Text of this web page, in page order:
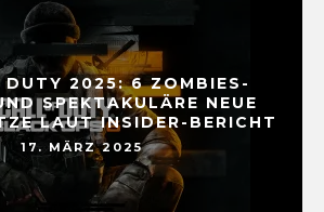
DUTY 2025: 6 ZOMBIES-
SPEKTAKULÄRE NEUE
LAUT INSIDER-BERICHT
17. MÄRZ 2025